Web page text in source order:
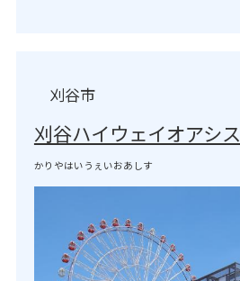
刈谷市
刈谷ハイウェイオアシス
かりやはいうぇいおあしす